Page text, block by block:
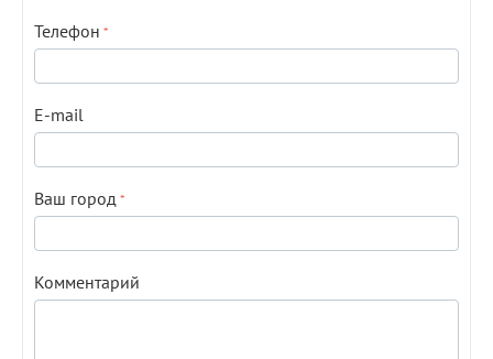
Телефон
E-mail
Ваш город
Комментарий